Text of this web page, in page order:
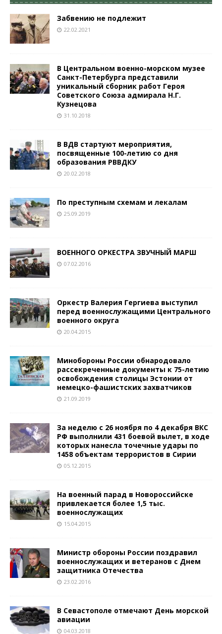
Забвению не подлежит
22.02.2021
В Центральном военно-морском музее
Санкт-Петербурга представили
уникальный сборник работ Героя
Советского Союза адмирала Н.Г.
Кузнецова
31.10.2018
В ВДВ стартуют мероприятия,
посвященные 100-летию со дня
образования РВВДКУ
20.02.2018
По преступным схемам и лекалам
25.09.2019
ВОЕННОГО ОРКЕСТРА ЗВУЧНЫЙ МАРШ
07.02.2016
Оркестр Валерия Гергиева выступил
перед военнослужащими Центрального
военного округа
20.04.2015
Минобороны России обнародовало
рассекреченные документы к 75-летию
освобождения столицы Эстонии от
немецко-фашистских захватчиков
21.09.2019
За неделю с 26 ноября по 4 декабря ВКС
РФ выполнили 431 боевой вылет, в ходе
которых нанесла точечные удары по
1458 объектам террористов в Сирии
05.12.2015
На военный парад в Новороссийске
привлекается более 1,5 тыс.
военнослужащих
15.04.2015
Министр обороны России поздравил
военнослужащих и ветеранов с Днем
защитника Отечества
23.02.2016
В Севастополе отмечают День морской
авиации
04.03.2018